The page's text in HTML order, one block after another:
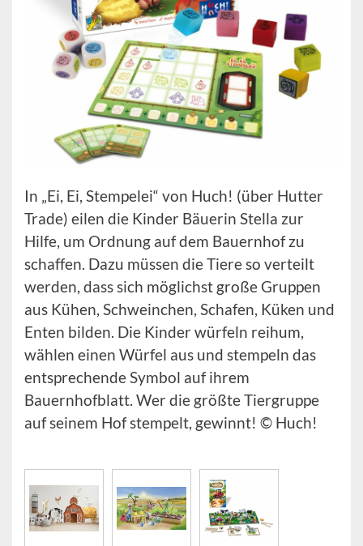
In „Ei, Ei, Stempelei“ von Huch! (über Hutter
Trade) eilen die Kinder Bäuerin Stella zur
Hilfe, um Ordnung auf dem Bauernhof zu
schaffen. Dazu müssen die Tiere so verteilt
werden, dass sich möglichst große Gruppen
aus Kühen, Schweinchen, Schafen, Küken und
Enten bilden. Die Kinder würfeln reihum,
wählen einen Würfel aus und stempeln das
entsprechende Symbol auf ihrem
Bauernhofblatt. Wer die größte Tiergruppe
auf seinem Hof stempelt, gewinnt! © Huch!